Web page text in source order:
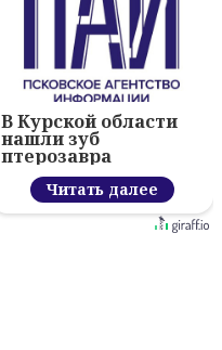
В Курской области
нашли зуб
птерозавра
Читать далее